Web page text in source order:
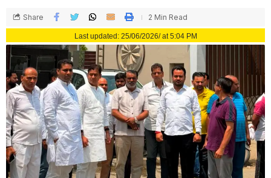
Last updated: 25/06/2026/ at 5:04 PM
Share 2 Min Read